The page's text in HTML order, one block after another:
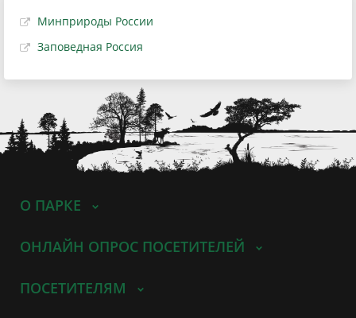
Минприроды России
Заповедная Россия
О ПАРКЕ
ОНЛАЙН ОПРОС ПОСЕТИТЕЛЕЙ
ПОСЕТИТЕЛЯМ